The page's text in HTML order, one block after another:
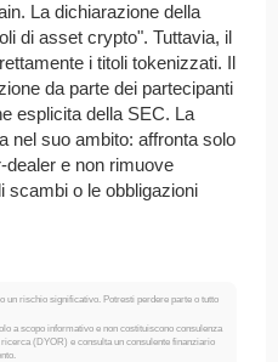
La dichiarazione della
di asset crypto". Tuttavia, il
i titoli tokenizzati. Il
da parte dei partecipanti
esplicita della SEC. La
nel suo ambito: affronta solo
e non rimuove
scambi o le obbligazioni
un rischio significativo. Potresti perdere parte o tutto
a scopo informativo e non costituiscono consulenza
(DYOR) e consulta un consulente finanziario